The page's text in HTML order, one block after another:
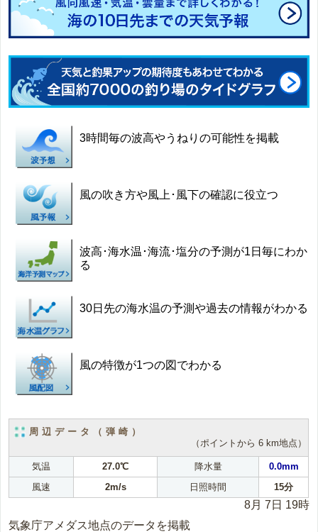
3時間毎の波高やうねりの可能性を掲載
風の吹き方や風上･風下の確認に役立つ
波高･海水温･海流･塩分の予測が1日毎にわか
る
30日先の海水温の予測や過去の情報がわかる
風の特徴が1つの図でわかる
周辺データ（弾崎）
（ポイントから 6 km地点）
気温 27.0℃ 降水量
0.0mm
風速
2m/s 日照時間 15分
8月 7日 19時
気象庁アメダス地点のデータを掲載